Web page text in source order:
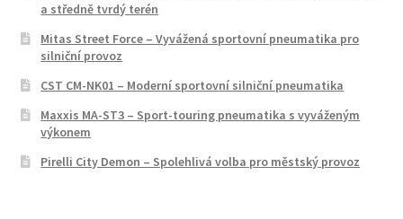
a středně tvrdý terén
Mitas Street Force – Vyvážená sportovní pneumatika pro
silniční provoz
CST CM-NK01 – Moderní sportovní silniční pneumatika
Maxxis MA-ST3 – Sport-touring pneumatika s vyváženým
výkonem
Pirelli City Demon – Spolehlivá volba pro městský provoz